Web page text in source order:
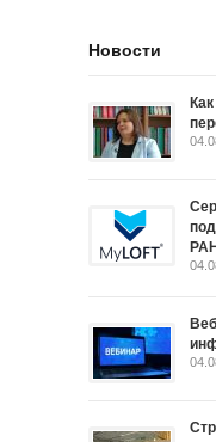
Новости